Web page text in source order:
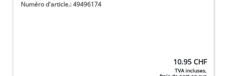
Numéro d'article.: 49496174
10.95 CHF
TVA incluses,